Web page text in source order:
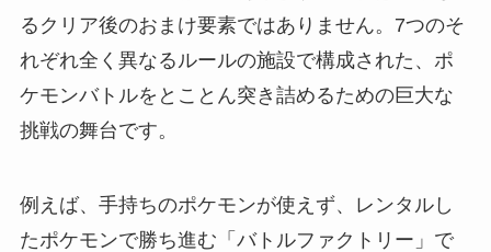
るクリア後のおまけ要素ではありません。7つのそ
れぞれ全く異なるルールの施設で構成された、ポ
ケモンバトルをとことん突き詰めるための巨大な
挑戦の舞台です。
例えば、手持ちのポケモンが使えず、レンタルし
たポケモンで勝ち進む「バトルファクトリー」で